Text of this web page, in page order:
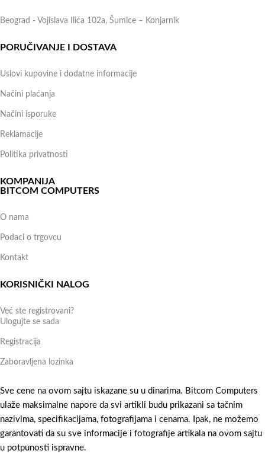
Beograd - Vojislava Ilića 102a, Šumice – Konjarnik
PORUČIVANJE I DOSTAVA
Uslovi kupovine i dodatne informacije
Načini plaćanja
Načini isporuke
Reklamacije
Politika privatnosti
KOMPANIJA
BITCOM COMPUTERS
O nama
Podaci o trgovcu
Kontakt
KORISNIČKI NALOG
Već ste registrovani?
Ulogujte se sada
Registracija
Zaboravljena lozinka
Sve cene na ovom sajtu iskazane su u dinarima. Bitcom Computers
ulaže maksimalne napore da svi artikli budu prikazani sa tačnim
nazivima, specifikacijama, fotografijama i cenama. Ipak, ne možemo
garantovati da su sve informacije i fotografije artikala na ovom sajtu
u potpunosti ispravne.